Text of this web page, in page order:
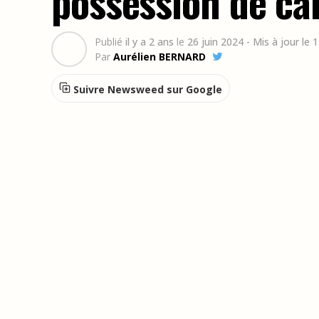
Publié il y a 2 ans le 26 juin 2024 - Mis à jour le
Par Aurélien BERNARD
Suivre Newsweed sur Google